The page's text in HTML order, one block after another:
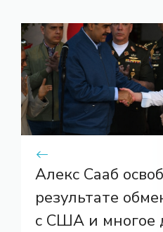
Алекс Сааб
результате
с США и многое